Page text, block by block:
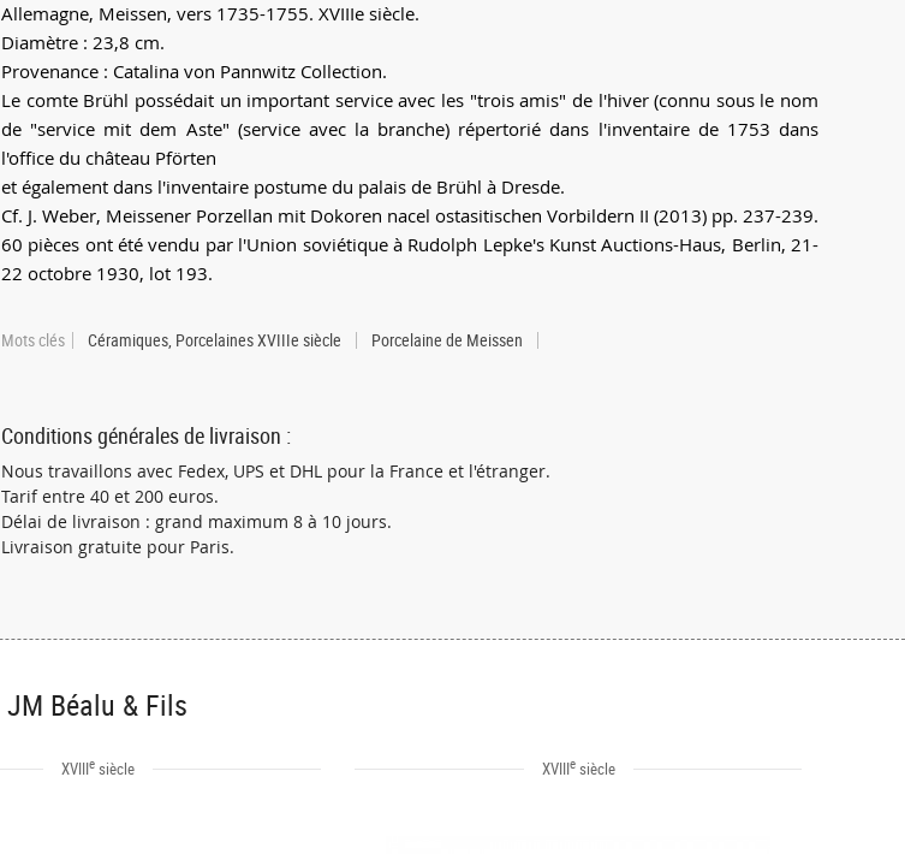
Allemagne, Meissen, vers 1735-1755. XVIIIe siècle.
Diamètre : 23,8 cm.
Provenance : Catalina von Pannwitz Collection.
Le comte Brühl possédait un important service avec les "trois amis" de l'hiver (connu sous le nom
de "service mit dem Aste" (service avec la branche) répertorié dans l'inventaire de 1753 dans
l'office du château Pförten
et également dans l'inventaire postume du palais de Brühl à Dresde.
Cf. J. Weber, Meissener Porzellan mit Dokoren nacel ostasitischen Vorbildern II (2013) pp. 237-239.
60 pièces ont été vendu par l'Union soviétique à Rudolph Lepke's Kunst Auctions-Haus, Berlin, 21-
22 octobre 1930, lot 193.
Mots clés Céramiques, Porcelaines XVIIIe siècle Porcelaine de Meissen
Conditions générales de livraison :
Nous travaillons avec Fedex, UPS et DHL pour la France et l'étranger.
Tarif entre 40 et 200 euros.
Délai de livraison : grand maximum 8 à 10 jours.
Livraison gratuite pour Paris.
JM Béalu & Fils
XVIIIesiècle XVIIIesiècle